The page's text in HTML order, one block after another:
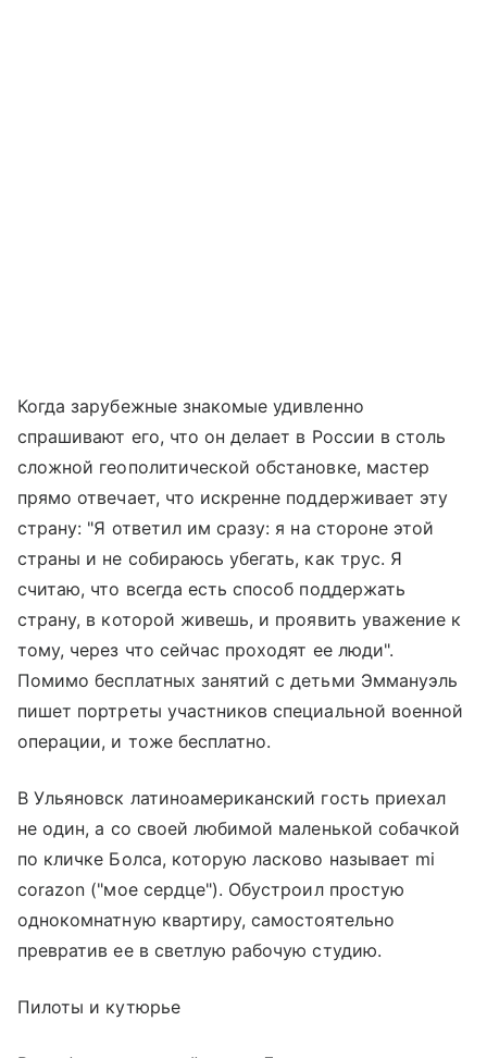
Когда зарубежные знакомые удивленно
спрашивают его, что он делает в России в столь
сложной геополитической обстановке, мастер
прямо отвечает, что искренне поддерживает эту
страну: "Я ответил им сразу: я на стороне этой
страны и не собираюсь убегать, как трус. Я
считаю, что всегда есть способ поддержать
страну, в которой живешь, и проявить уважение к
тому, через что сейчас проходят ее люди".
Помимо бесплатных занятий с детьми Эммануэль
пишет портреты участников специальной военной
операции, и тоже бесплатно.
В Ульяновск латиноамериканский гость приехал
не один, а со своей любимой маленькой собачкой
по кличке Болса, которую ласково называет mi
corazоn ("мое сердце"). Обустроил простую
однокомнатную квартиру, самостоятельно
превратив ее в светлую рабочую студию.
Пилоты и кутюрье